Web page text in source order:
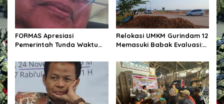
p
o
s
FORMAS Apresiasi
Pemerintah Tunda Waktu
bagi Marketplace
Relokasi UMKM Gurindam 12
Memasuki Babak Evaluasi:
atau Menata Persoalan?